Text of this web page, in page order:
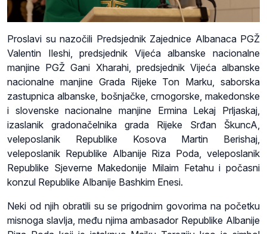
Proslavi su nazočili Predsjednik Zajednice Albanaca PGŽ
Valentin Ileshi, predsjednik Vijeća albanske nacionalne
manjine PGŽ Gani Xharahi, predsjednik Vijeća albanske
nacionalne manjine Grada Rijeke Ton Marku, saborska
zastupnica albanske, bošnjačke, crnogorske, makedonske
i slovenske nacionalne manjine Ermina Lekaj Prljaskaj,
izaslanik gradonačelnika grada Rijeke Srđan ŠkuncA,
veleposlanik Republike Kosova Martin Berishaj,
veleposlanik Republike Albanije Riza Poda, veleposlanik
Republike Sjeverne Makedonije Milaim Fetahu i počasni
konzul Republike Albanije Bashkim Enesi.
Neki od njih obratili su se prigodnim govorima na početku
misnoga slavlja, među njima ambasador Republike Albanije